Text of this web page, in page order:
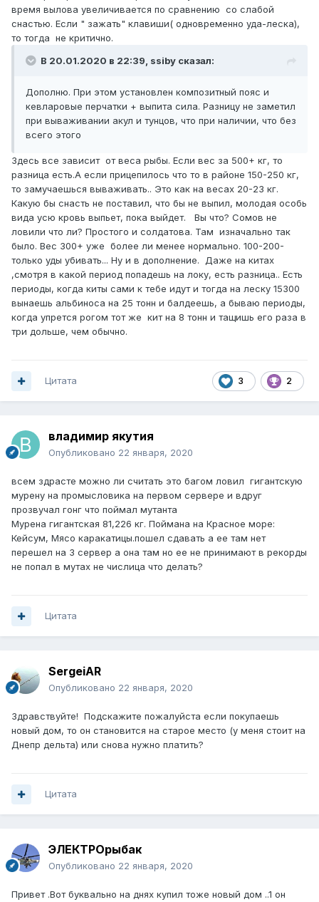
время вылова увеличивается по сравнению со слабой
снастью. Если " зажать" клавиши( одновременно уда-леска),
то тогда не критично.
В 20.01.2020 в 22:39, ssiby сказал:
Дополню. При этом установлен композитный пояс и
кевларовые перчатки + выпита сила. Разницу не заметил
при вываживании акул и тунцов, что при наличии, что без
всего этого
Здесь все зависит от веса рыбы. Если вес за 500+ кг, то
разница есть.А если прицепилось что то в районе 150-250 кг,
то замучаешься вываживать.. Это как на весах 20-23 кг.
Какую бы снасть не поставил, что бы не выпил, молодая особь
вида усю кровь выпьет, пока выйдет. Вы что? Сомов не
ловили что ли? Простого и солдатова. Там изначально так
было. Вес 300+ уже более ли менее нормально. 100-200-
только уды убивать... Ну и в дополнение. Даже на китах
,смотря в какой период попадешь на локу, есть разница.. Есть
периоды, когда киты сами к тебе идут и тогда на леску 15300
вынаешь альбиноса на 25 тонн и балдеешь, а бываю периоды,
когда упрется рогом тот же кит на 8 тонн и тащишь его раза в
три дольше, чем обычно.
3 2
Цитата
владимир якутия
Опубликовано 22 января, 2020
всем здрасте можно ли считать это багом ловил гигантскую
мурену на промысловика на первом сервере и вдруг
прозвучал гонг что поймал мутанта
Мурена гигантская 81,226 кг. Поймана на Красное море:
Кейсум, Мясо каракатицы.пошел сдавать а ее там нет
перешел на 3 сервер а она там но ее не принимают в рекорды
не попал в мутах не числица что делать?
Цитата
SergeiAR
Опубликовано 22 января, 2020
Здравствуйте! Подскажите пожалуйста если покупаешь
новый дом, то он становится на старое место (у меня стоит на
Днепр дельта) или снова нужно платить?
Цитата
ЭЛЕКТРОрыбак
Опубликовано 22 января, 2020
Привет .Вот буквально на днях купил тоже новый дом ..1 он